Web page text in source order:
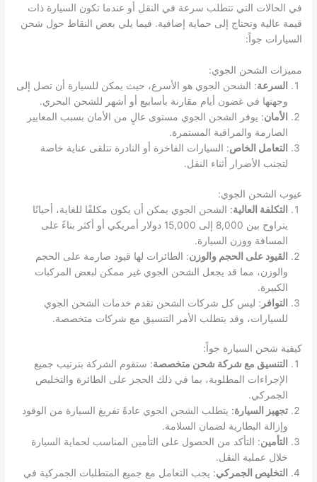
في الحالات التي تتطلب سرعة في النقل أو عندما تكون السيارة ذات
قيمة عالية وتحتاج إلى حماية إضافية. فيما يلي بعض النقاط حول شحن
السيارات جواً:
مميزات الشحن الجوي:
السرعة: الشحن الجوي هو الأسرع، حيث يمكن للسيارة أن تصل إلى
وجهتها في غضون أيام مقارنة بأسابيع أو أشهر للشحن البحري.
الأمان: يوفر الشحن الجوي مستوى عالٍ من الأمان بسبب المعايير
الصارمة والمراقبة المستمرة.
التعامل الخاص: السيارات الفاخرة أو النادرة تتلقى عناية خاصة
لتجنب الأضرار أثناء النقل.
عيوب الشحن الجوي:
التكلفة العالية: الشحن الجوي يمكن أن يكون مكلفًا للغاية، أحيانًا
يتراوح بين 8,000 إلى 15,000 دولار أمريكي أو أكثر بناءً على
المسافة ووزن السيارة.
القيود على الحجم والوزن: الطائرات لها قيود صارمة على الحجم
والوزن، مما قد يجعل الشحن الجوي غير ممكن لبعض المركبات
الكبيرة.
التوافر : ليس كل شركات الشحن تقدم خدمات الشحن الجوي
للسيارات، وقد يتطلب الأمر التنسيق مع شركات متخصصة.
كيفية شحن السيارة جواً:
التنسيق مع شركة شحن متخصصة: ستقوم الشركة بترتيب جميع
الإجراءات المطلوبة، بما في ذلك الحجز على الطائرة والتخليص
الجمركي.
تجهيز السيارة: يتطلب الشحن الجوي عادةً تفريغ السيارة من الوقود
وإزالة البطارية لضمان السلامة.
التأمين: التأكد من الحصول على التأمين المناسب لحماية السيارة
خلال عملية النقل.
التخليص الجمركي: يجب التعامل مع جميع المتطلبات الجمركية في